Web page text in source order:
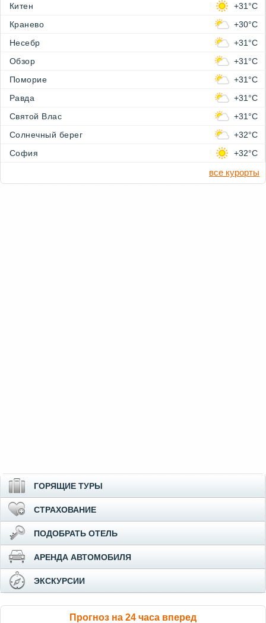
Китен
+31°C
Кранево
+30°C
Несебр
+31°C
Обзор
+31°C
Поморие
+31°C
Равда
+31°C
Святой Влас
+31°C
Солнечный берег
+32°C
София
+32°C
все курорты
ГОРЯЩИЕ ТУРЫ
СТРАХОВАНИЕ
ПОДОБРАТЬ ОТЕЛЬ
АРЕНДА АВТОМОБИЛЯ
ЭКСКУРСИИ
Прогноз на 24 часа вперед